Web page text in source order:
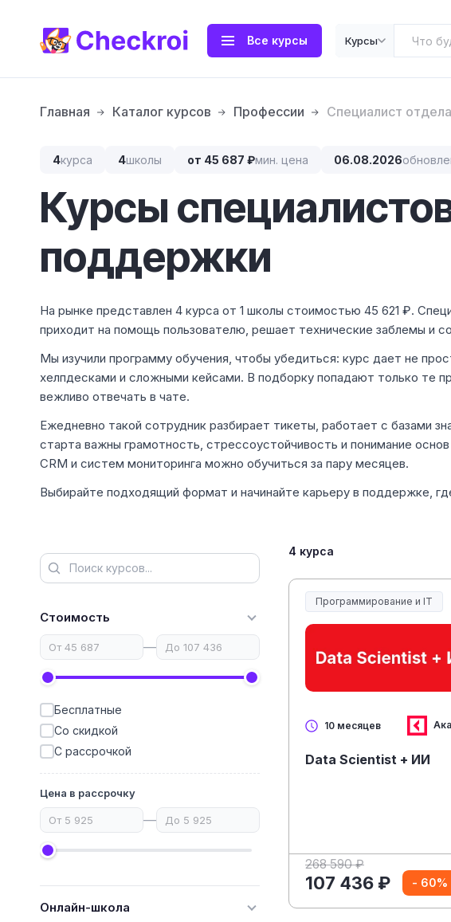
Все курсы Курсы
Главная Каталог курсов Профессии Специалист
4курса 4школы от 45 687 ₽мин. цена 06.08.2026
Курсы
поддержки
На рынке представлен 4 курса от 1 школы стоимостью 45 621 ₽.
приходит на помощь пользователю, решает технические заблемы и
Мы изучили программу обучения, чтобы убедиться: курс дает не
хелпдесками и сложными кейсами. В подборку попадают только те
вежливо отвечать в чате.
Ежедневно такой сотрудник разбирает тикеты, работает с базами
старта важны грамотность, стрессоустойчивость и понимание
CRM и систем мониторинга можно обучиться за пару месяцев.
Выбирайте подходящий формат и начинайте карьеру в поддержке,
Стоимость
—
Бесплатные
Со скидкой
С рассрочкой
Цена в рассрочку
—
Онлайн-школа
4 курса
Программирование и IT
10 месяцев
Data Scientist + ИИ
268 590 ₽
107 436 ₽ - 60%